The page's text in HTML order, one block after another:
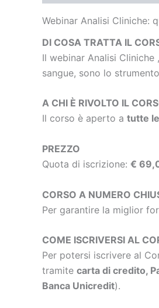
Webinar Analisi Cliniche:
DI COSA TRATTA IL
Il webinar Analisi Cliniche
sangue, sono lo
A CHI È RIVOLTO IL
Il corso è aperto a tutte
PREZZO
Quota di iscrizione: €
CORSO A NUMERO
Per garantire la miglior
COME ISCRIVERSI AL
Per potersi iscrivere al
tramite carta di credito,
Banca Unicredit).